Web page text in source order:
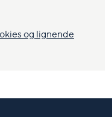
og lignende